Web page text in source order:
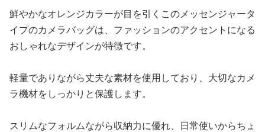
鮮やかなオレンジカラーが目を引くこのメッセンジャータ
イプのカメラバッグは、ファッションのアクセントになる
おしゃれなデザインが特徴です。
軽量でありながら丈夫な素材を使用しており、大切なカメ
ラ機材をしっかりと保護します。
スリムなフォルムながら収納力に優れ、日常使いからちょ